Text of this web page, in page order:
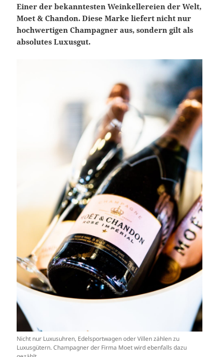
Einer der bekanntesten Weinkellereien der Welt,
Moet & Chandon. Diese Marke liefert nicht nur
hochwertigen Champagner aus, sondern gilt als
absolutes Luxusgut.
Nicht nur Luxusuhren, Edelsportwagen oder Villen zählen zu
Luxusgütern. Champagner der Firma Moet wird ebenfalls dazu